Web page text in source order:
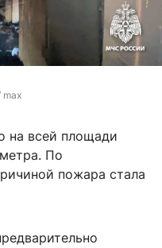
max
на всей площади
По
пожара стала